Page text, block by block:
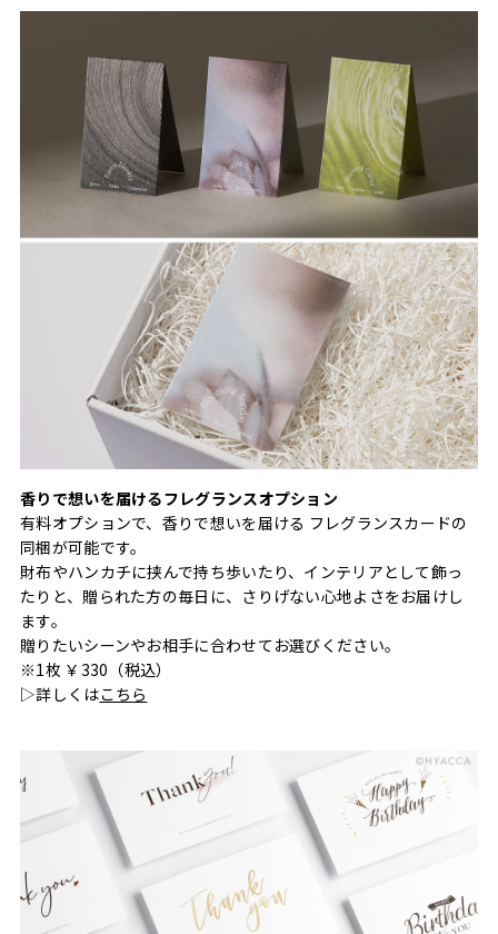
香りで想いを届けるフレグランスオプション
有料オプションで、香りで想いを届ける フレグランスカードの
同梱が可能です。
財布やハンカチに挟んで持ち歩いたり、インテリアとして飾っ
たりと、贈られた方の毎日に、さりげない心地よさをお届けし
ます。
贈りたいシーンやお相手に合わせてお選びください。
※1枚 ￥330（税込）
▷詳しくはこちら